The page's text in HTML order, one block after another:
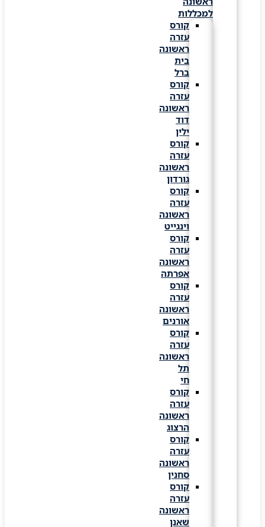
למכללות
קורס
עזרה
ראשונה
קורס
עזרה
ראשונה
קורס
עזרה
ראשונה
גורדון
קורס
עזרה
ראשונה
וינגייט
קורס
עזרה
ראשונה
אפרתה
קורס
עזרה
ראשונה
אורנים
קורס
עזרה
ראשונה
קורס
עזרה
ראשונה
הרצוג
קורס
עזרה
ראשונה
סחנין
קורס
עזרה
ראשונה